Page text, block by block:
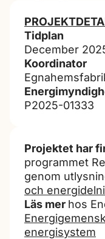
Tidplan
December
Koordinator
P2025-01333
Projektet har
programmet
genom
och
Läs mer hos
energisystem